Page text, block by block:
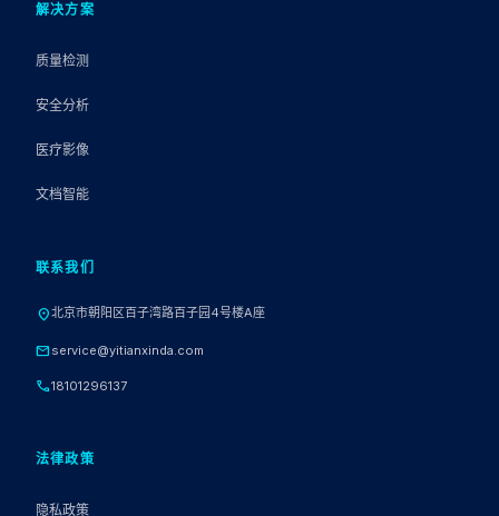
解决方案
质量检测
安全分析
医疗影像
文档智能
联系我们
location_on北京市朝阳区百子湾路百子园4号楼A座
mail service@yitianxinda.com
call18101296137
法律政策
隐私政策